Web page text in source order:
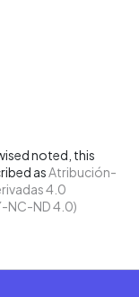
noted, this
asAtribución-
4.0
NC-ND 4.0)